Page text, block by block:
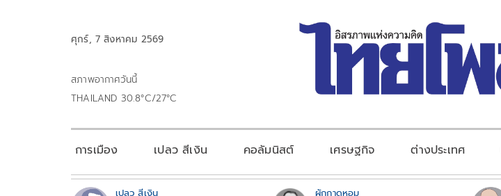
ศุกร์, 7 สิงหาคม 2569
สภาพอากาศวันนี้
THAILAND 30.8°C/27°C
การเมือง เปลว สีเงิน คอลัมนิสต์ เศรษฐกิจ ต่างประเทศ
เปลว สีเงิน ผักกาดหอม